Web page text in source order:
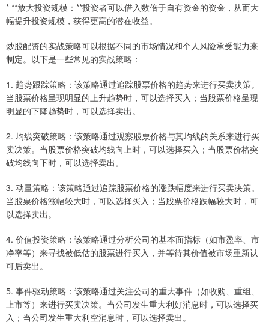
* **放大投资规模：**投资者可以借入数倍于自有资金的资金，从而大
幅提升投资规模，获得更高的潜在收益。
炒股配资的实战策略可以根据不同的市场情况和个人风险承受能力来
制定。以下是一些常见的实战策略：
1. 趋势跟踪策略：该策略通过追踪股票价格的趋势来进行买卖决策。
当股票价格呈现明显的上升趋势时，可以选择买入；当股票价格呈现
明显的下降趋势时，可以选择卖出。
2. 均线突破策略：该策略通过观察股票价格与其均线的关系来进行买
卖决策。当股票价格突破均线向上时，可以选择买入；当股票价格突
破均线向下时，可以选择卖出。
3. 动量策略：该策略通过追踪股票价格的涨跌幅度来进行买卖决策。
当股票价格涨幅较大时，可以选择买入；当股票价格跌幅较大时，可
以选择卖出。
4. 价值投资策略：该策略通过分析公司的基本面指标（如市盈率、市
净率等）来寻找被低估的股票进行买入，并等待其价值被市场重新认
可后卖出。
5. 事件驱动策略：该策略通过关注公司的重大事件（如收购、重组、
上市等）来进行买卖决策。当公司发生重大利好消息时，可以选择买
入；当公司发生重大利空消息时，可以选择卖出。